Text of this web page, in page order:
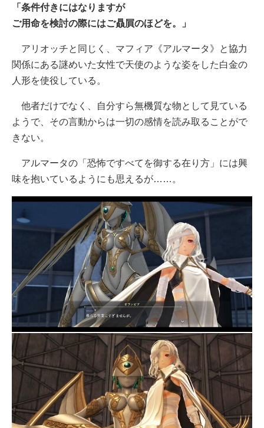
「条件付きにはなりますが
ご用命を検討の際にはご贔屓のほどを。」
アリオッチと同じく、マフィア《アルマータ》と協力
関係にある謎めいた女性で天使のような姿をした白金の
人形を使役している。
他者だけでなく、自分すら無機質な物として見ている
ようで、その言動からは一切の感情を読み取ることがで
きない。
アルマータの「恐怖ですべてを御する在り方」には興
味を抱いているようにも思えるが……。